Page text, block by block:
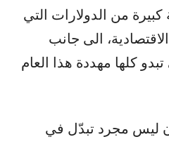
من الدولارات التي
الى جانب
تبدو كلها مهددة هذا العام
ليس مجرد تبدّل في